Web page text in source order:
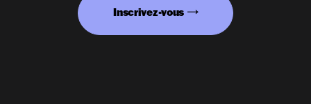
Inscrivez-vous